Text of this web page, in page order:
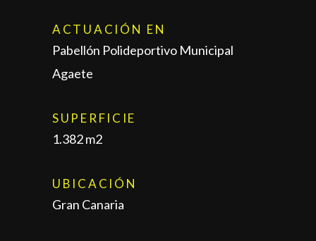
ACTUACIÓN EN
Pabellón Polideportivo Municipal
Agaete
SUPERFICIE
1.382 m2
UBICACIÓN
Gran Canaria